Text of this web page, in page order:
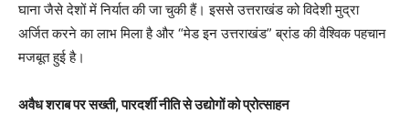
घाना जैसे देशों में निर्यात की जा चुकी हैं। इससे उत्तराखंड को विदेशी मुद्रा
अर्जित करने का लाभ मिला है और “मेड इन उत्तराखंड” ब्रांड की वैश्विक पहचान
मजबूत हुई है।
अवैध शराब पर सख्ती, पारदर्शी नीति से उद्योगों को प्रोत्साहन